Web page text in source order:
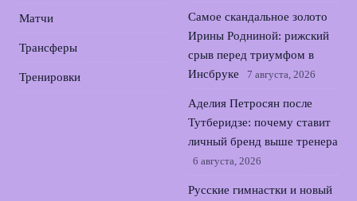
Матчи
Трансферы
Тренировки
Самое скандальное золото
Ирины Родниной: рижский
срыв перед триумфом в
Инсбруке
7 августа, 2026
Аделия Петросян после
Тутберидзе: почему ставит
личный бренд выше тренера
6 августа, 2026
Русские гимнастки и новый